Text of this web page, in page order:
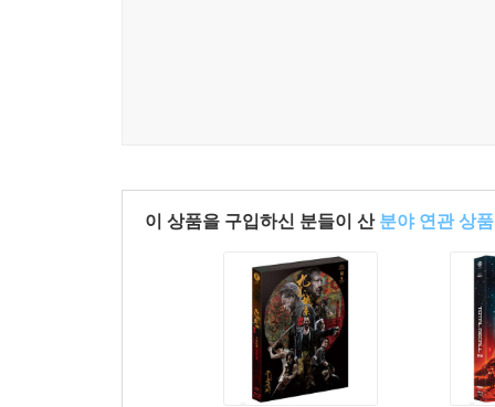
이 상품을 구입하신 분들이 산 분야 연관 상품